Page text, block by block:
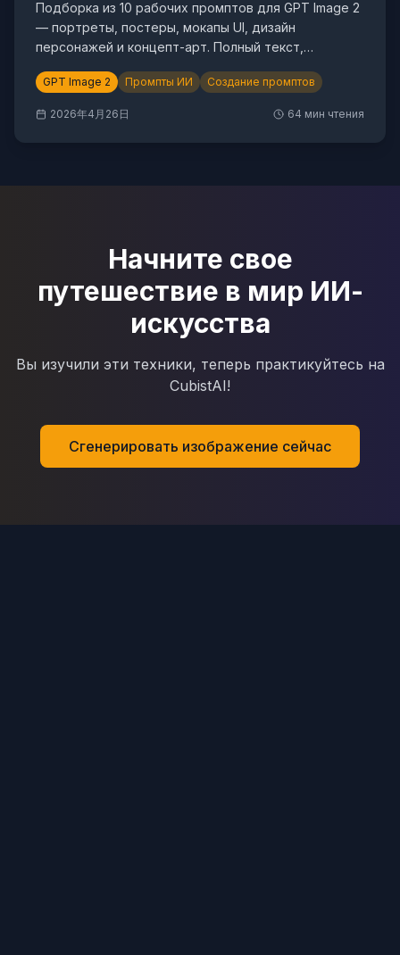
Подборка из 10 рабочих промптов для GPT Image 2
— портреты, постеры, мокапы UI, дизайн
персонажей и концепт-арт. Полный текст,
срабатывает.
GPT Image 2 Промпты ИИ Создание промптов
2026年4月26日 64 мин чтения
Начните свое
путешествие в мир ИИ-
искусства
Вы изучили эти техники, теперь практикуйтесь на
CubistAI!
Сгенерировать изображение сейчас